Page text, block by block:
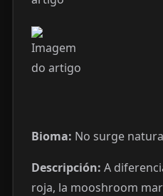
Bioma: No surge
Descripción: A
roja, la mooshroom